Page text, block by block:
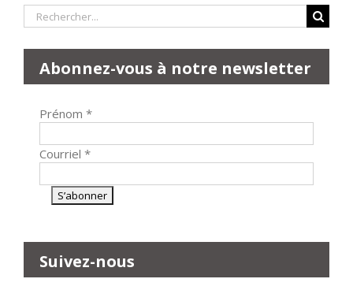
Rechercher:
Abonnez-vous à notre newsletter
Prénom *
Courriel *
Suivez-nous